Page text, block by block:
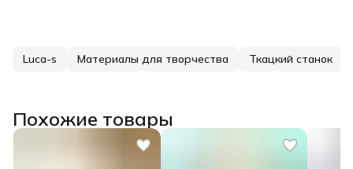
Luca-s Материалы для творчества Ткацкий станок
Похожие товары